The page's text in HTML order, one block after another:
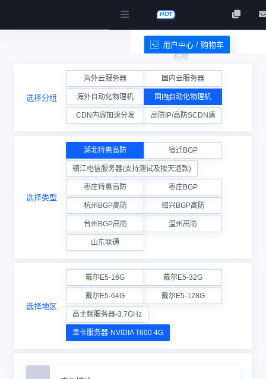
HOT
购物
车
用户中心 / 购物车
服务条款
选择分组
海外云服务器 国内云服务器
海外自动化物理机 国内自动化物理机
CDN内容加速分发 高防IP/高防SCDN盾
选择类型
湖北特惠高防 宿迁BGP
镇江电信服务器(支持测试及按天退款)
枣庄特惠高防 枣庄BGP
杭州BGP高防 绍兴BGP高防
台州BGP高防 温州高防
山东联通
选择地区
戴尔E5-16G 戴尔E5-32G
戴尔E5-64G 戴尔E5-128G
高主频服务器-3.7GHz
显卡服务器-NVIDIA T600 4G